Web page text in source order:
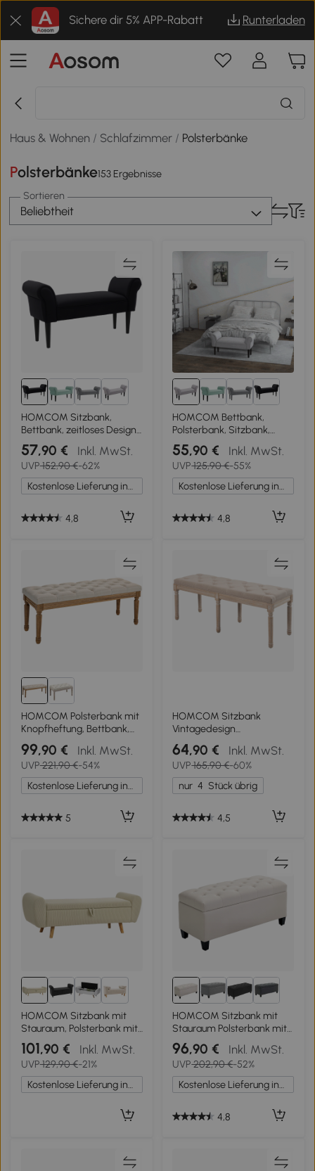
Sichere dir 5% APP-Rabatt Runterladen
Haus & Wohnen / Schlafzimmer / Polsterbänke
Polsterbänke153 Ergebnisse
Sortieren
Beliebtheit
HOMCOM Sitzbank,
Bettbank, zeitloses Design,
weiche Polsterung, bis 130
kg, schwarz, 102 x 36 x 51
cm
57,90 € Inkl. MwSt.
UVP152,90 €-62%
Kostenlose Lieferung innerhalb Deutschlands
4,8
HOMCOM Bettbank,
Polsterbank, Sitzbank,
Flurbank für Schlafzimmer,
bis 130 kg Belastbar,
Segelstoff, Grau, 102 x 36 x
51 cm
55,90 € Inkl. MwSt.
UVP125,90 €-55%
Kostenlose Lieferung innerhalb Deutschlands
4,8
HOMCOM Polsterbank mit
Knopfheftung, Bettbank,
Vintage Design,
120x41x48cm, Cremeweiß
99,90 € Inkl. MwSt.
UVP221,90 €-54%
Kostenlose Lieferung innerhalb Deutschlands
5
HOMCOM Sitzbank
Vintagedesign
Vintagebank,
Knopfheftung,
gedrechselte Beine,
Shabby Chic, Creme +
Weiß
64,90 € Inkl. MwSt.
UVP165,90 €-60%
nur 4 Stück übrig
4,5
1+
HOMCOM Sitzbank mit
Stauraum, Polsterbank mit
Cord-Optik, Holzfüßen und
Gerollten Armlehnen,
Beige
101,90 € Inkl. MwSt.
UVP129,90 €-21%
Kostenlose Lieferung innerhalb Deutschlands
HOMCOM Sitzbank mit
Stauraum Polsterbank mit
Leinenoptik, Sitztruhe mit
Holzbeine, Truhenbank für
Wohnzimmer
Schlafzimmer Flur 100 x 40
x 44 cm Cremeweiß
96,90 € Inkl. MwSt.
UVP202,90 €-52%
Kostenlose Lieferung innerhalb Deutschlands
4,8